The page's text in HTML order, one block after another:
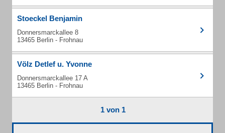
Stoeckel Benjamin
Donnersmarckallee 8
13465 Berlin - Frohnau
Völz Detlef u. Yvonne
Donnersmarckallee 17 A
13465 Berlin - Frohnau
1 von 1